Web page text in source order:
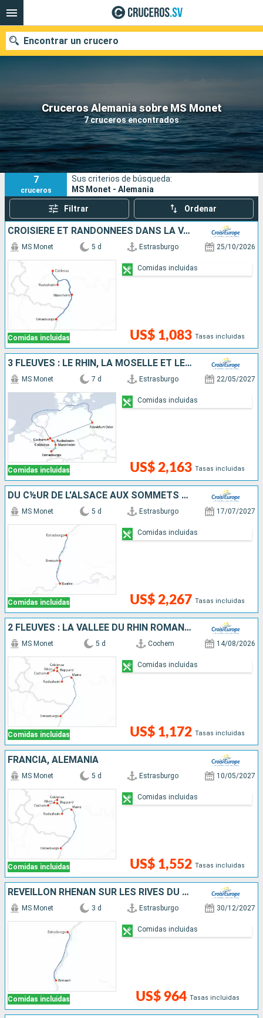
Cruceros Alemania sobre MS Monet
7 cruceros encontrados
Encontrar un crucero
Nuestros destinos
Fecha de salida
Puertos Compañías
Buscar
7
cruceros
Sus criterios de búsqueda:
MS Monet - Alemania
Filtrar Ordenar
CROISIÈRE ET RANDONNÉES DANS LA VALLÉE DU RHIN - HISTOIRE, TRADITIONS ET AMBIANCE RHÉNANE
Comidas incluidas
MS Monet 5 d Estrasburgo 25/10/2026
US$ 1,083 Tasas incluidas
Comidas incluidas
3 FLEUVES : LE RHIN, LA MOSELLE ET LE MAIN
Comidas incluidas
MS Monet 7 d Estrasburgo 22/05/2027
US$ 2,163 Tasas incluidas
Comidas incluidas
DU C½UR DE L'ALSACE AUX SOMMETS DES ALPES SUISSES
Comidas incluidas
MS Monet 5 d Estrasburgo 17/07/2027
US$ 2,267 Tasas incluidas
Comidas incluidas
2 FLEUVES : LA VALLÉE DU RHIN ROMANTIQUE ET LA MAGIE DE LA MOSELLE
Comidas incluidas
MS Monet 5 d Cochem 14/08/2026
US$ 1,172 Tasas incluidas
Comidas incluidas
FRANCIA, ALEMANIA
Comidas incluidas
MS Monet 5 d Estrasburgo 10/05/2027
US$ 1,552 Tasas incluidas
Comidas incluidas
RÉVEILLON RHÉNAN SUR LES RIVES DU RHIN SUPÉRIEUR
Comidas incluidas
MS Monet 3 d Estrasburgo 30/12/2027
US$ 964 Tasas incluidas
Comidas incluidas